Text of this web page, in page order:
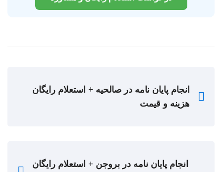
انجام پایان نامه در صالحیه + استعلام رایگان
هزینه و قیمت
انجام پایان نامه در بروجن + استعلام رایگان